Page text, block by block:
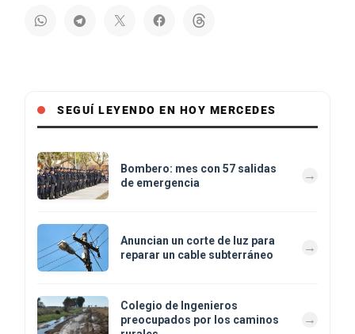
SEGUÍ LEYENDO EN HOY MERCEDES
Bombero: mes con 57 salidas
de emergencia
Anuncian un corte de luz para
reparar un cable subterráneo
Colegio de Ingenieros
preocupados por los caminos